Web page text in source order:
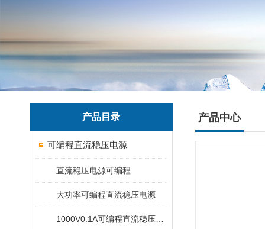
产品目录
可编程直流稳压电源
直流稳压电源可编程
大功率可编程直流稳压电源
产品中心